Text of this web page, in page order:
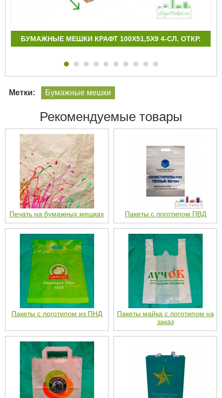
БУМАЖНЫЕ МЕШКИ КРАФТ 100Х51,5Х9 4-СЛ. ОТКР.
Метки: Бумажные мешки
Рекомендуемые товары
Печать на бумажных мешках Пакеты с логотипом ПВД
Пакеты с логотипом из ПНД
Пакеты майка с логотипом на
заказ